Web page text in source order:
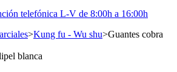
telefónica L-V de 8:00h a 16:00h
>Kung fu - Wu shu>Guantes cobra